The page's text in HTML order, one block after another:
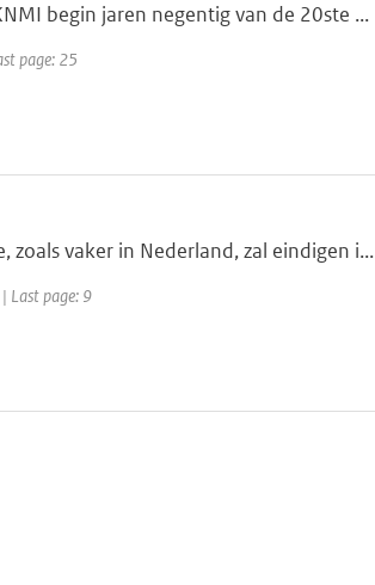
begin jaren negentig van de 20ste ...
page: 25
zoals vaker in Nederland, zal eindigen i...
Last page: 9